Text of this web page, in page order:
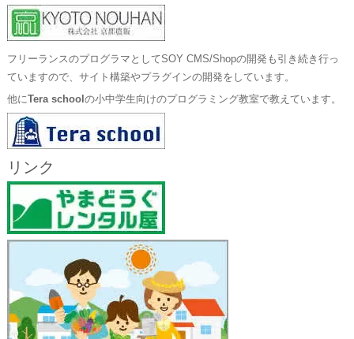
フリーランスのプログラマとしてSOY CMS/Shopの開発も引き続き行っ
ていますので、サイト構築やプラグインの開発をしています。
他にTera school の小中学生向けのプログラミング教室で教えています。
リンク